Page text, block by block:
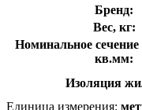
Бренд:
Вес, кг:
Номинальное
кв.мм:
Изоляция
Единица измерения: